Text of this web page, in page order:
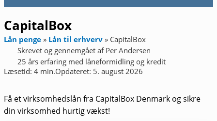
CapitalBox
Lån penge » Lån til erhverv » CapitalBox
Skrevet og gennemgået af Per Andersen
25 års erfaring med låneformidling og kredit
Læsetid: 4 min.Opdateret: 5. august 2026
Få et virksomhedslån fra CapitalBox Denmark og sikre
din virksomhed hurtig vækst!